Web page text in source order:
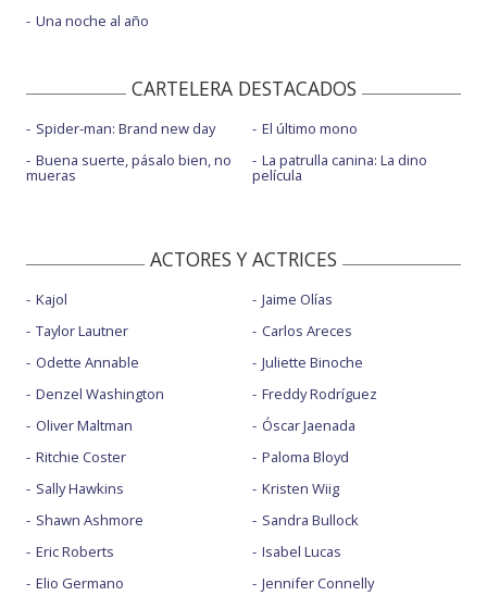
Una noche al año
CARTELERA DESTACADOS
Spider-man: Brand new day
Buena suerte, pásalo bien, no
mueras
El último mono
La patrulla canina: La dino
película
ACTORES Y ACTRICES
Kajol
Taylor Lautner
Odette Annable
Denzel Washington
Oliver Maltman
Ritchie Coster
Sally Hawkins
Shawn Ashmore
Eric Roberts
Elio Germano
Jaime Olías
Carlos Areces
Juliette Binoche
Freddy Rodríguez
Óscar Jaenada
Paloma Bloyd
Kristen Wiig
Sandra Bullock
Isabel Lucas
Jennifer Connelly